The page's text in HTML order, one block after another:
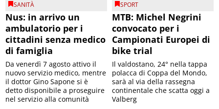
SANITÀ
Nus: in arrivo un
ambulatorio per i
cittadini senza medico
di famiglia
Da venerdì 7 agosto attivo il
nuovo servizio medico, mentre
il dottor Gino Sapone si è
detto disponibile a proseguire
nel servizio alla comunità
SPORT
MTB: Michel Negrini
convocato per i
Campionati Europei di
bike trial
Il valdostano, 24° nella tappa
polacca di Coppa del Mondo,
sarà al via della rassegna
continentale che scatta oggi a
Valberg